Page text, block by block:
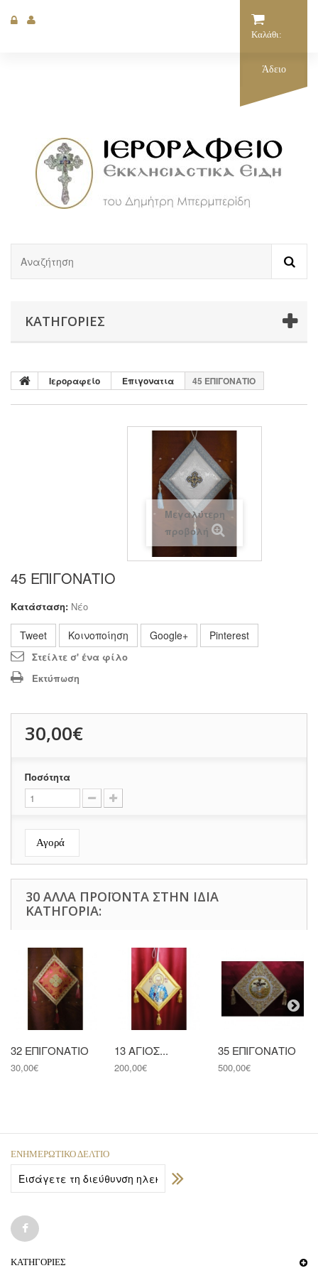
Καλάθι:
Άδειο
ΚΑΤΗΓΟΡΊΕΣ
Ιεροραφείο Επιγονατια 45 ΕΠΙΓΟΝΑΤΙΟ
Μεγαλύτερη
προβολή
45 ΕΠΙΓΟΝΑΤΙΟ
Κατάσταση: Νέο
Tweet Κοινοποίηση Google+ Pinterest
Στείλτε σ' ένα φίλο
Εκτύπωση
30,00€
Ποσότητα
Αγορά
30 ΆΛΛΑ ΠΡΟΪΌΝΤΑ ΣΤΗΝ ΊΔΙΑ
ΚΑΤΗΓΟΡΊΑ:
32 ΕΠΙΓΟΝΑΤΙΟ
30,00€
13 ΑΓΙΟΣ...
200,00€
35 ΕΠΙΓΟΝΑΤΙΟ
500,00€
ΕΝΗΜΕΡΩΤΙΚΌ ΔΕΛΤΊΟ
ΚΑΤΗΓΟΡΊΕΣ